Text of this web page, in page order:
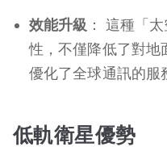
效能升級 ： 這種「
性，不僅降低了對地
優化了全球通訊的服
低軌衛星優勢